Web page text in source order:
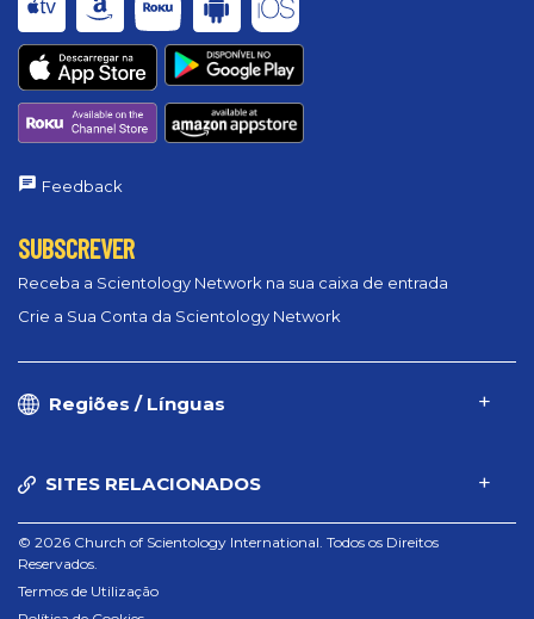
Feedback
SUBSCREVER
Receba a Scientology Network na sua caixa de entrada
Crie a Sua Conta da Scientology Network
Regiões / Línguas
SITES RELACIONADOS
© 2026 Church of Scientology International. Todos os Direitos
Reservados.
Termos de Utilização